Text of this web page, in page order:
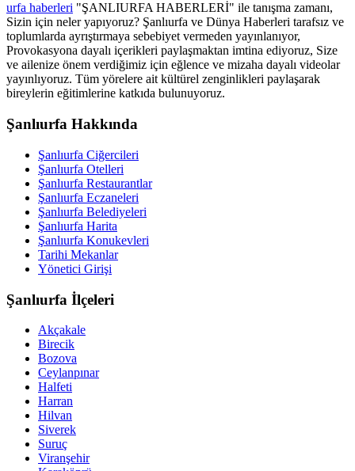
urfa haberleri "ŞANLIURFA HABERLERİ" ile tanışma zamanı,
Sizin için neler yapıyoruz? Şanlıurfa ve Dünya Haberleri tarafsız ve
toplumlarda ayrıştırmaya sebebiyet vermeden yayınlanıyor,
Provokasyona dayalı içerikleri paylaşmaktan imtina ediyoruz, Size
ve ailenize önem verdiğimiz için eğlence ve mizaha dayalı videolar
yayınlıyoruz. Tüm yörelere ait kültürel zenginlikleri paylaşarak
bireylerin eğitimlerine katkıda bulunuyoruz.
Şanlıurfa Hakkında
Şanlıurfa Ciğercileri
Şanlıurfa Otelleri
Şanlıurfa Restaurantlar
Şanlıurfa Eczaneleri
Şanlıurfa Belediyeleri
Şanlıurfa Harita
Şanlıurfa Konukevleri
Tarihi Mekanlar
Yönetici Girişi
Şanlıurfa İlçeleri
Akçakale
Birecik
Bozova
Ceylanpınar
Halfeti
Harran
Hilvan
Siverek
Suruç
Viranşehir